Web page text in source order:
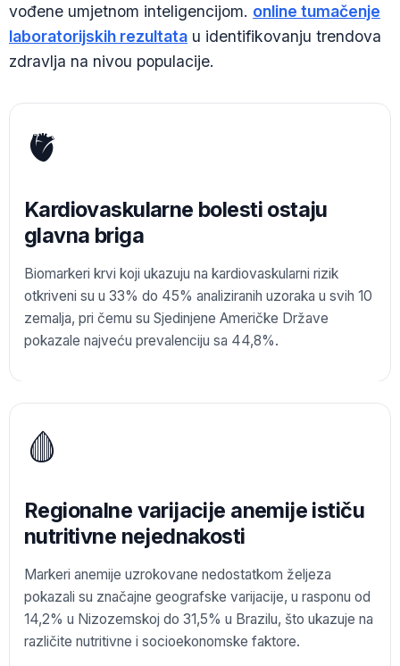
vođene umjetnom inteligencijom. online tumačenje
laboratorijskih rezultata u identifikovanju trendova
zdravlja na nivou populacije.
🫀
Kardiovaskularne bolesti ostaju
glavna briga
Biomarkeri krvi koji ukazuju na kardiovaskularni rizik
otkriveni su u 33% do 45% analiziranih uzoraka u svih 10
zemalja, pri čemu su Sjedinjene Američke Države
pokazale najveću prevalenciju sa 44,8%.
🩸
Regionalne varijacije anemije ističu
nutritivne nejednakosti
Markeri anemije uzrokovane nedostatkom željeza
pokazali su značajne geografske varijacije, u rasponu od
14,2% u Nizozemskoj do 31,5% u Brazilu, što ukazuje na
različite nutritivne i socioekonomske faktore.